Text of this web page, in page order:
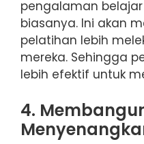
pengalaman
biasanya. Ini akan
pelatihan lebih
mereka. Sehingga
lebih efektif untuk
4.